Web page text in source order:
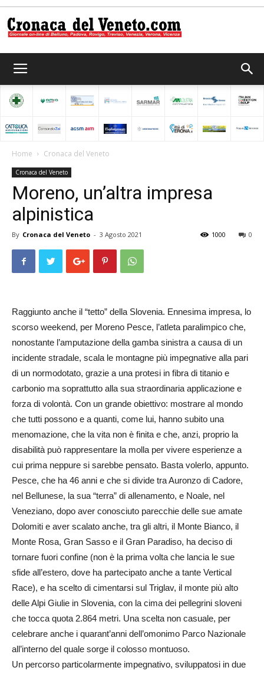
del
Home Cronaca del Veneto
Cronaca del Veneto
Moreno, un’altra impresa
alpinistica
By Cronaca del Veneto - 3 Agosto 2021 0
1000
Raggiunto anche il “tetto” della Slovenia. Ennesima impresa, lo
scorso weekend, per Moreno Pesce, l’atleta paralimpico che,
nonostante l’amputazione della gamba sinistra a causa di un
incidente stradale, scala le montagne più impegnative alla pari
di un normodotato, grazie a una protesi in fibra di titanio e
carbonio ma soprattutto alla sua straordinaria applicazione e
forza di volontà. Con un grande obiettivo: mostrare al mondo
che tutti possono e a quanti, come lui, hanno subito una
menomazione, che la vita non è finita e che, anzi, proprio la
disabilità può rappresentare la molla per vivere esperienze a
cui prima neppure si sarebbe pensato. Basta volerlo, appunto.
Pesce, che ha 46 anni e che si divide tra Auronzo di Cadore,
nel Bellunese, la sua “terra” di allenamento, e Noale, nel
Veneziano, dopo aver conosciuto parecchie delle sue amate
Dolomiti e aver scalato anche, tra gli altri, il Monte Bianco, il
Monte Rosa, Gran Sasso e il Gran Paradiso, ha deciso di
tornare fuori confine (non è la prima volta che lancia le sue
sfide all’estero, dove ha partecipato anche a tante Vertical
Race), e ha scelto di cimentarsi sul Triglav, il monte più alto
delle Alpi Giulie in Slovenia, con la cima dei pellegrini sloveni
che tocca quota 2.864 metri. Una scelta non casuale, per
celebrare anche i quarant’anni dell’omonimo Parco Nazionale
all’interno del quale sorge il colosso montuoso.
Un percorso particolarmente impegnativo, sviluppatosi in due